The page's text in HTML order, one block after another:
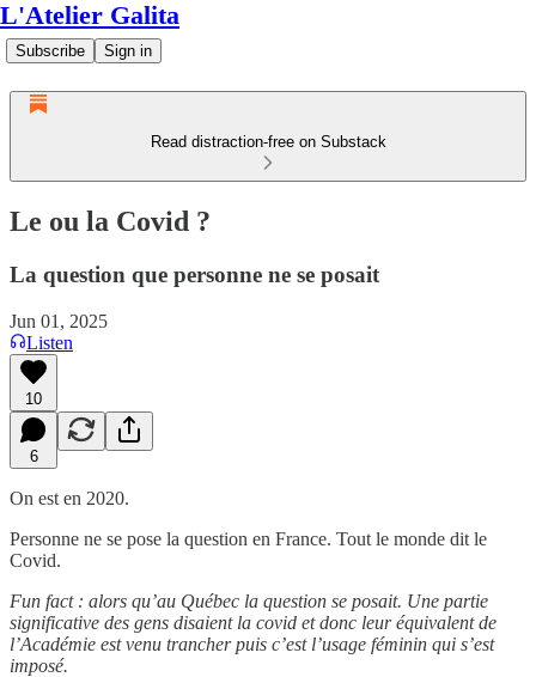
L'Atelier Galita
Subscribe Sign in
Read distraction-free on Substack
Le ou la Covid ?
La question que personne ne se posait
Jun 01, 2025
Listen
10
6
On est en 2020.
Personne ne se pose la question en France. Tout le monde dit le
Covid.
Fun fact : alors qu’au Québec la question se posait. Une partie
significative des gens disaient la covid et donc leur équivalent de
l’Académie est venu trancher puis c’est l’usage féminin qui s’est
imposé.